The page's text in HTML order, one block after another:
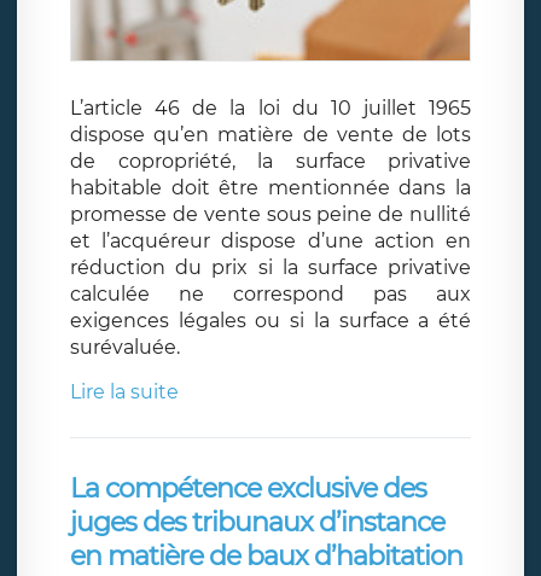
L’article 46 de la loi du 10 juillet 1965
dispose qu’en matière de vente de lots
de copropriété, la surface privative
habitable doit être mentionnée dans la
promesse de vente sous peine de nullité
et l’acquéreur dispose d’une action en
réduction du prix si la surface privative
calculée ne correspond pas aux
exigences légales ou si la surface a été
surévaluée.
Lire la suite
La compétence exclusive des
juges des tribunaux d’instance
en matière de baux d’habitation